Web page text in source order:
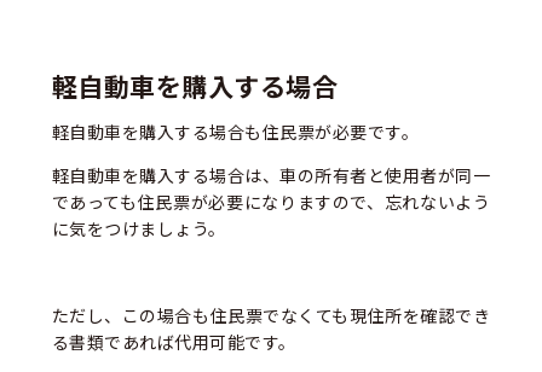
軽自動車を購入する場合
軽自動車を購入する場合も住民票が必要です。
軽自動車を購入する場合は、車の所有者と使用者が同一
であっても住民票が必要になりますので、忘れないよう
に気をつけましょう。
ただし、この場合も住民票でなくても現住所を確認でき
る書類であれば代用可能です。